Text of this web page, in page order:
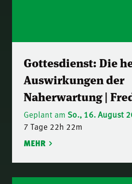
Gottesdienst: Die
Auswirkungen der
Naherwartung |
Geplant am So., 16. August
7 Tage 22h 22m
MEHR